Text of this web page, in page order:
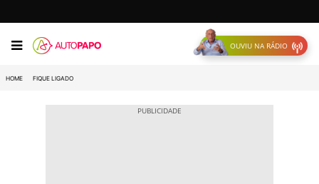
OUVIU NA RÁDIO
HOME FIQUE LIGADO